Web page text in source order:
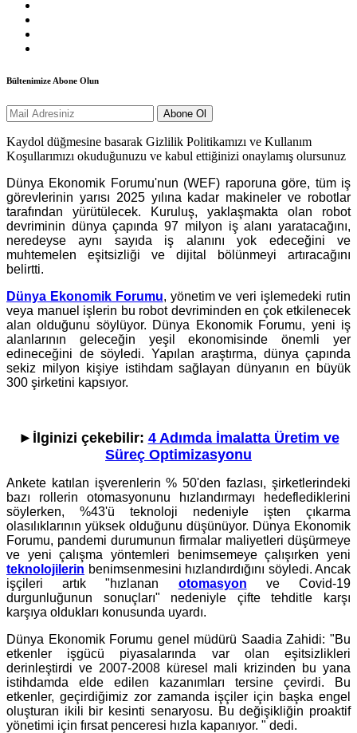
Bültenimize Abone Olun
Kaydol düğmesine basarak Gizlilik Politikamızı ve Kullanım
Koşullarımızı okuduğunuzu ve kabul ettiğinizi onaylamış olursunuz
Dünya Ekonomik Forumu'nun (WEF) raporuna göre, tüm iş
görevlerinin yarısı 2025 yılına kadar makineler ve robotlar
tarafından yürütülecek. Kuruluş, yaklaşmakta olan robot
devriminin dünya çapında 97 milyon iş alanı yaratacağını,
neredeyse aynı sayıda iş alanını yok edeceğini ve
muhtemelen eşitsizliği ve dijital bölünmeyi artıracağını
belirtti.
Dünya Ekonomik Forumu, yönetim ve veri işlemedeki rutin
veya manuel işlerin bu robot devriminden en çok etkilenecek
alan olduğunu söylüyor. Dünya Ekonomik Forumu, yeni iş
alanlarının geleceğin yeşil ekonomisinde önemli yer
edineceğini de söyledi. Yapılan araştırma, dünya çapında
sekiz milyon kişiye istihdam sağlayan dünyanın en büyük
300 şirketini kapsıyor.
►İlginizi çekebilir: 4 Adımda İmalatta Üretim ve
Süreç Optimizasyonu
Ankete katılan işverenlerin % 50'den fazlası, şirketlerindeki
bazı rollerin otomasyonunu hızlandırmayı hedeflediklerini
söylerken, %43'ü teknoloji nedeniyle işten çıkarma
olasılıklarının yüksek olduğunu düşünüyor. Dünya Ekonomik
Forumu, pandemi durumunun firmalar maliyetleri düşürmeye
ve yeni çalışma yöntemleri benimsemeye çalışırken yeni
teknolojilerin benimsenmesini hızlandırdığını söyledi. Ancak
işçileri artık "hızlanan otomasyon ve Covid-19
durgunluğunun sonuçları" nedeniyle çifte tehditle karşı
karşıya oldukları konusunda uyardı.
Dünya Ekonomik Forumu genel müdürü Saadia Zahidi: "Bu
etkenler işgücü piyasalarında var olan eşitsizlikleri
derinleştirdi ve 2007-2008 küresel mali krizinden bu yana
istihdamda elde edilen kazanımları tersine çevirdi. Bu
etkenler, geçirdiğimiz zor zamanda işçiler için başka engel
oluşturan ikili bir kesinti senaryosu. Bu değişikliğin proaktif
yönetimi için fırsat penceresi hızla kapanıyor. " dedi.